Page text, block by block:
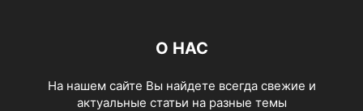
О НАС
На нашем сайте Вы найдете всегда свежие и
актуальные статьи на разные темы